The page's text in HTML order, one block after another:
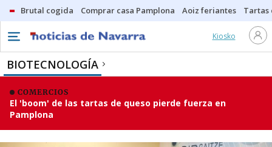
Brutal cogida Comprar casa Pamplona Aoiz feriantes Tartas
Kiosko
BIOTECNOLOGÍA
COMERCIOS
El 'boom' de las tartas de queso pierde fuerza en
Pamplona